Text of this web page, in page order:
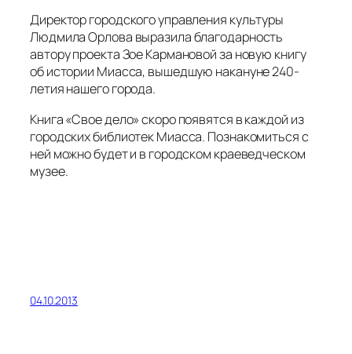
Директор городского управления культуры
Людмила Орлова выразила благодарность
автору проекта Зое Кармановой за новую книгу
об истории Миасса, вышедшую накануне 240-
летия нашего города.
Книга «Свое дело» скоро появятся в каждой из
городских библиотек Миасса. Познакомиться с
ней можно будет и в городском краеведческом
музее.
04.10.2013